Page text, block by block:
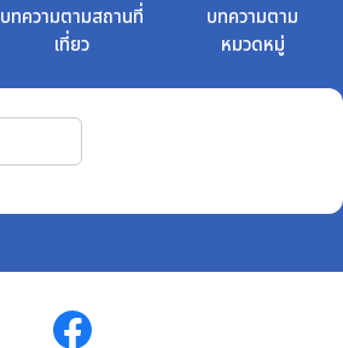
บทความตามสถานที่
เที่ยว
บทความตาม
หมวดหมู่